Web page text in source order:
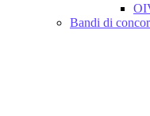
Bandi di